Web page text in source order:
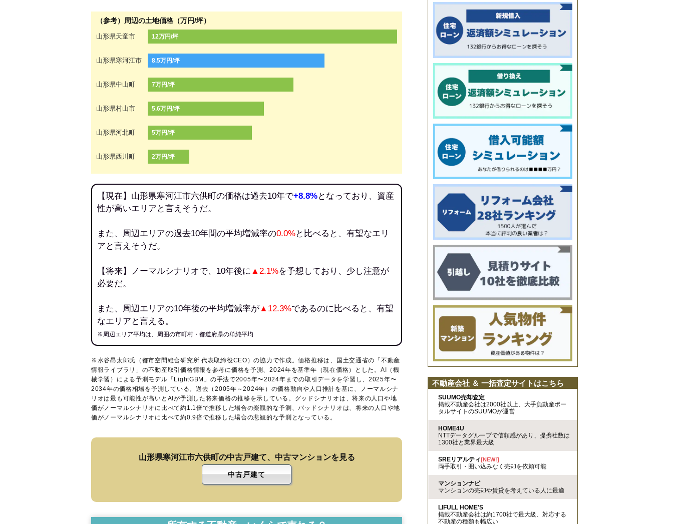
（参考）周辺の土地価格（万円/坪）
山形県天童市 12万円/坪
山形県寒河江市 8.5万円/坪
山形県中山町 7万円/坪
山形県村山市 5.6万円/坪
山形県河北町 5万円/坪
山形県西川町 2万円/坪
【現在】山形県寒河江市六供町の価格は過去10年で+8.8%となっており、資産
性が高いエリアと言えそうだ。
また、周辺エリアの過去10年間の平均増減率の0.0%と比べると、有望なエリ
アと言えそうだ。
【将来】ノーマルシナリオで、10年後に ▲2.1%を予想しており、少し注意が
必要だ。
また、周辺エリアの10年後の平均増減率が▲12.3%であるのに比べると、有望
なエリアと言える。
※周辺エリア平均は、周囲の市町村・都道府県の単純平均
※水谷昂太郎氏（都市空間総合研究所 代表取締役CEO）の協力で作成。価格推移は、国土交通省の「 不動産
情報ライブラリ 」の不動産取引価格情報を参考に価格を予測、2024年を基準年（現在価格）とした。AI（機
械学習）による予測モデル「LightGBM」の手法で2005年〜2024年までの取引データを学習し、2025年〜
2034年の価格相場を予測している。過去（2005年～2024年）の価格動向や人口推計を基に、ノーマルシナ
リオは最も可能性が高いとAIが予測した将来価格の推移を示している。グッドシナリオは、将来の人口や地
価がノーマルシナリオに比べて約1.1倍で推移した場合の楽観的な予測、バッドシナリオは、将来の人口や地
価がノーマルシナリオに比べて約0.9倍で推移した場合の悲観的な予測となっている。
山形県寒河江市六供町の中古戸建て、中古マンションを見る
中古戸建て
不動産会社 ＆ 一括査定サイトはこちら
SUUMO売却査定
掲載不動産会社は2000社以上、大手負動産ポー
タルサイトのSUUMOが運営
HOME4U
NTTデータグループで信頼感があり、提携社数は
1300社と業界最大級
SREリアルティ[NEW!]
両手取引・囲い込みなく売却を依頼可能
マンションナビ
マンションの売却や賃貸を考えている人に最適
LIFULL HOME'S
掲載不動産会社は約1700社で最大級、対応する
不動産の種類も幅広い